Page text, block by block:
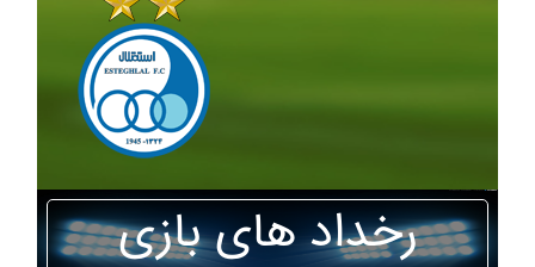
رخداد های بازی